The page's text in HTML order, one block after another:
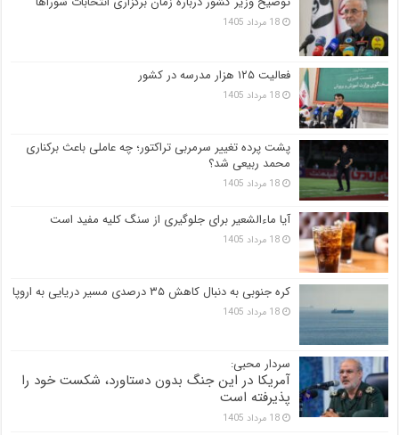
18 مرداد 1405
فعالیت ۱۲۵ هزار مدرسه در کشور
18 مرداد 1405
پشت پرده تغییر سرمربی تراکتور؛ چه عاملی باعث برکناری
محمد ربیعی شد؟
18 مرداد 1405
آیا ماءالشعیر برای جلوگیری از سنگ کلیه مفید است
18 مرداد 1405
کره جنوبی به دنبال کاهش ۳۵ درصدی مسیر دریایی به اروپا
18 مرداد 1405
سردار محبی:
آمریکا در این جنگ بدون دستاورد، شکست خود را
پذیرفته است
18 مرداد 1405